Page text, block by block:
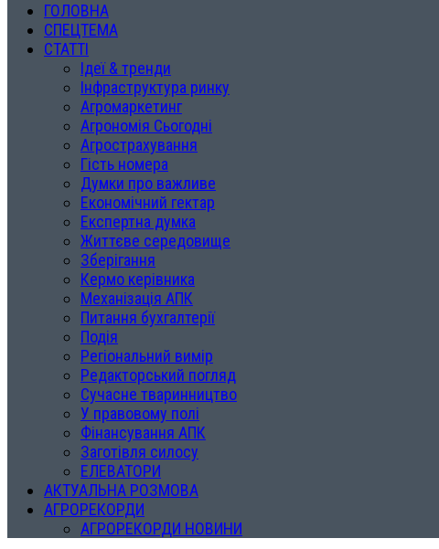
ГОЛОВНА
СПЕЦТЕМА
СТАТТІ
Ідеї & тренди
Інфраструктура ринку
Агромаркетинг
Агрономія Сьогодні
Агрострахування
Гість номера
Думки про важливе
Економічний гектар
Експертна думка
Життєве середовище
Зберігання
Кермо керівника
Механізація АПК
Питання бухгалтерії
Подія
Регіональний вимір
Редакторський погляд
Сучасне тваринництво
У правовому полі
Фінансування АПК
Заготівля силосу
ЕЛЕВАТОРИ
АКТУАЛЬНА РОЗМОВА
АГРОРЕКОРДИ
АГРОРЕКОРДИ НОВИНИ